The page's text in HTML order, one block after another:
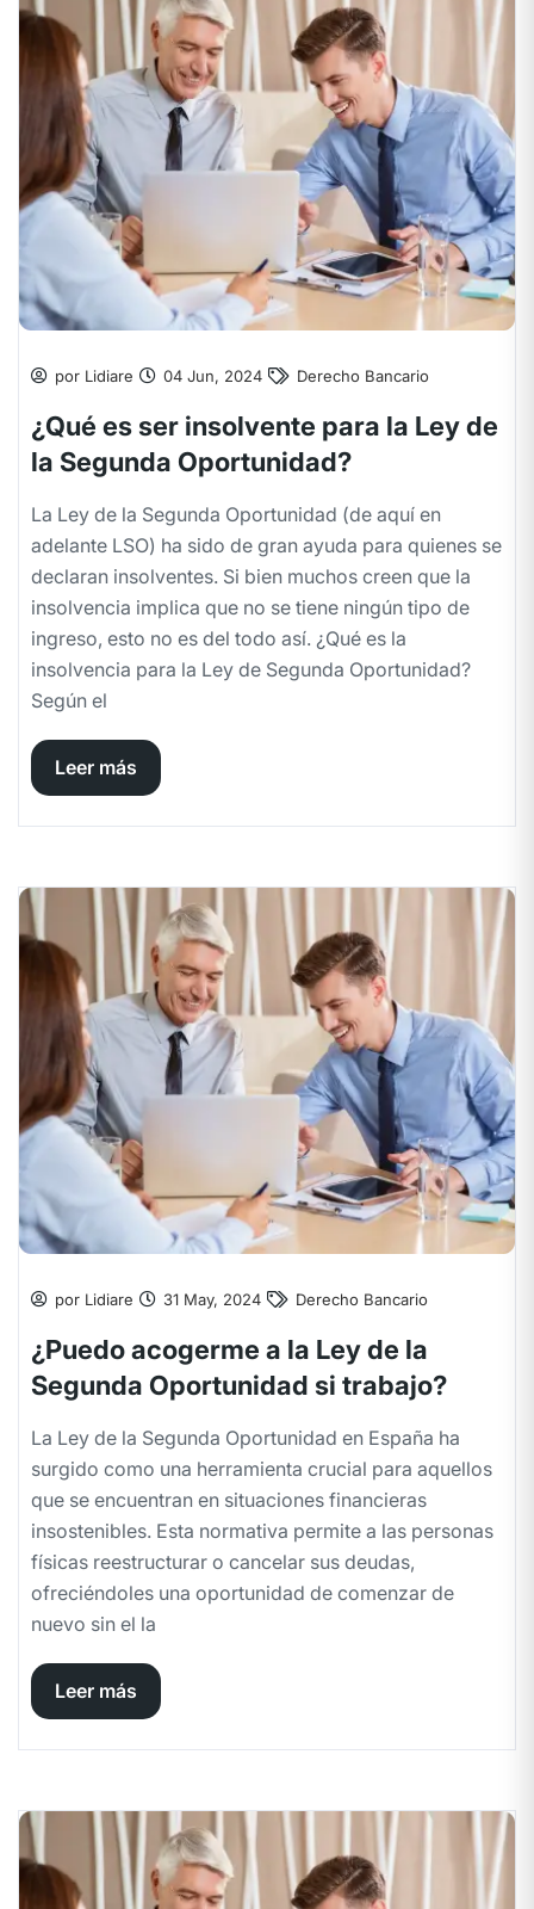
por Lidiare 04 Jun, 2024 Derecho Bancario
¿Qué es ser insolvente para la Ley de
la Segunda Oportunidad?
La Ley de la Segunda Oportunidad (de aquí en
adelante LSO) ha sido de gran ayuda para quienes se
declaran insolventes. Si bien muchos creen que la
insolvencia implica que no se tiene ningún tipo de
ingreso, esto no es del todo así. ¿Qué es la
insolvencia para la Ley de Segunda Oportunidad?
Según el
Leer más
por Lidiare 31 May, 2024 Derecho Bancario
¿Puedo acogerme a la Ley de la
Segunda Oportunidad si trabajo?
La Ley de la Segunda Oportunidad en España ha
surgido como una herramienta crucial para aquellos
que se encuentran en situaciones financieras
insostenibles. Esta normativa permite a las personas
físicas reestructurar o cancelar sus deudas,
ofreciéndoles una oportunidad de comenzar de
nuevo sin el la
Leer más